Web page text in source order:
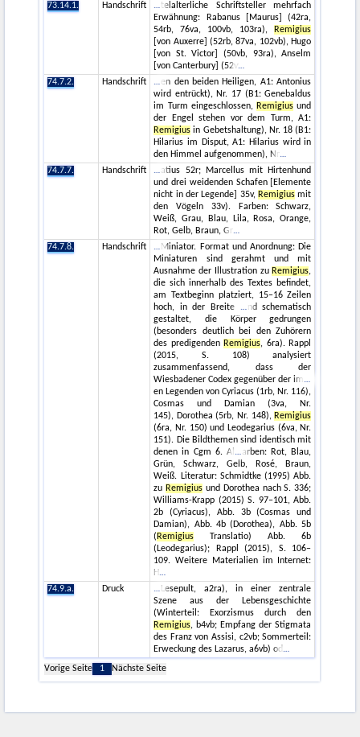
73.14.1.
Handschrift
telalterliche Schriftsteller mehrfach
Erwähnung: Rabanus [Maurus] (42ra,
54rb, 76va, 100vb, 103ra),
Remigius
[von Auxerre] (52rb, 87va, 102vb), Hugo
[von St. Victor] (50vb, 93ra), Anselm
[von Canterbury] (52v
74.7.2.
Handschrift
en den beiden Heiligen, A1: Antonius
wird entrückt), Nr. 17 (B1: Genebaldus
im Turm eingeschlossen, Remigius und
der Engel stehen vor dem Turm, A1:
Remigius in Gebetshaltung), Nr. 18 (B1:
Hilarius im Disput, A1: Hilarius wird in
den Himmel aufgenommen), Nr
74.7.7.
Handschrift
atius 52r; Marcellus mit Hirtenhund
und drei weidenden Schafen [Elemente
nicht in der Legende] 35v, Remigiusmit
den Vögeln 33v). Farben: Schwarz,
Weiß, Grau, Blau, Lila, Rosa, Orange,
Rot, Gelb, Braun, Gr
74.7.8.
Handschrift
Miniator. Format und Anordnung: Die
Miniaturen sind gerahmt und mit
Ausnahme der Illustration zu Remigius,
die sich innerhalb des Textes befindet,
am Textbeginn platziert, 15–16 Zeilen
hoch, in der Breite
nd schematisch
gestaltet, die Körper gedrungen
(besonders deutlich bei den Zuhörern
des predigenden Remigius, 6ra). Rappl
(2015, S. 108) analysiert
zusammenfassend, dass der
Wiesbadener Codex gegenüber der im
en Legenden von Cyriacus (1rb, Nr. 116),
Cosmas und Damian (3va, Nr.
145), Dorothea (5rb, Nr. 148), Remigius
(6ra, Nr. 150) und Leodegarius (6va, Nr.
151). Die Bildthemen sind identisch mit
denen in Cgm 6. Al
arben: Rot, Blau,
Grün, Schwarz, Gelb, Rosé, Braun,
Weiß. Literatur: Schmidtke (1995) Abb.
zu Remigius und Dorothea nach S. 336;
Williams-Krapp (2015) S. 97–101, Abb.
2b (Cyriacus), Abb. 3b (Cosmas und
Damian), Abb. 4b (Dorothea), Abb. 5b
( Remigius Translatio) Abb. 6b
(Leodegarius); Rappl (2015), S. 106–
109. Weitere Materialien im Internet:
H
74.9.a.
Druck
Lesepult, a2ra), in einer zentrale
Szene aus der Lebensgeschichte
(Winterteil: Exorzismus durch den
Remigius, b4vb; Empfang der Stigmata
des Franz von Assisi, c2vb; Sommerteil:
Erweckung des Lazarus, a6vb) od
Vorige Seite
1 Nächste Seite